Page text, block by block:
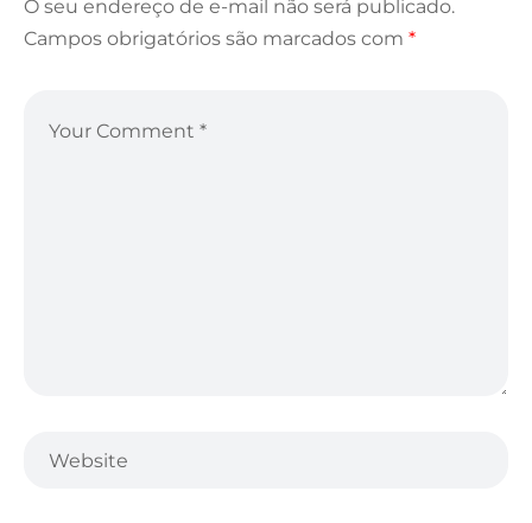
O seu endereço de e-mail não será publicado.
Campos obrigatórios são marcados com *